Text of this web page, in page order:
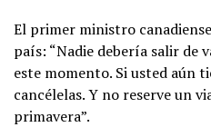
El primer ministro
país: “Nadie debería salir de
este momento. Si usted aún
cancélelas. Y no reserve un
primavera”.